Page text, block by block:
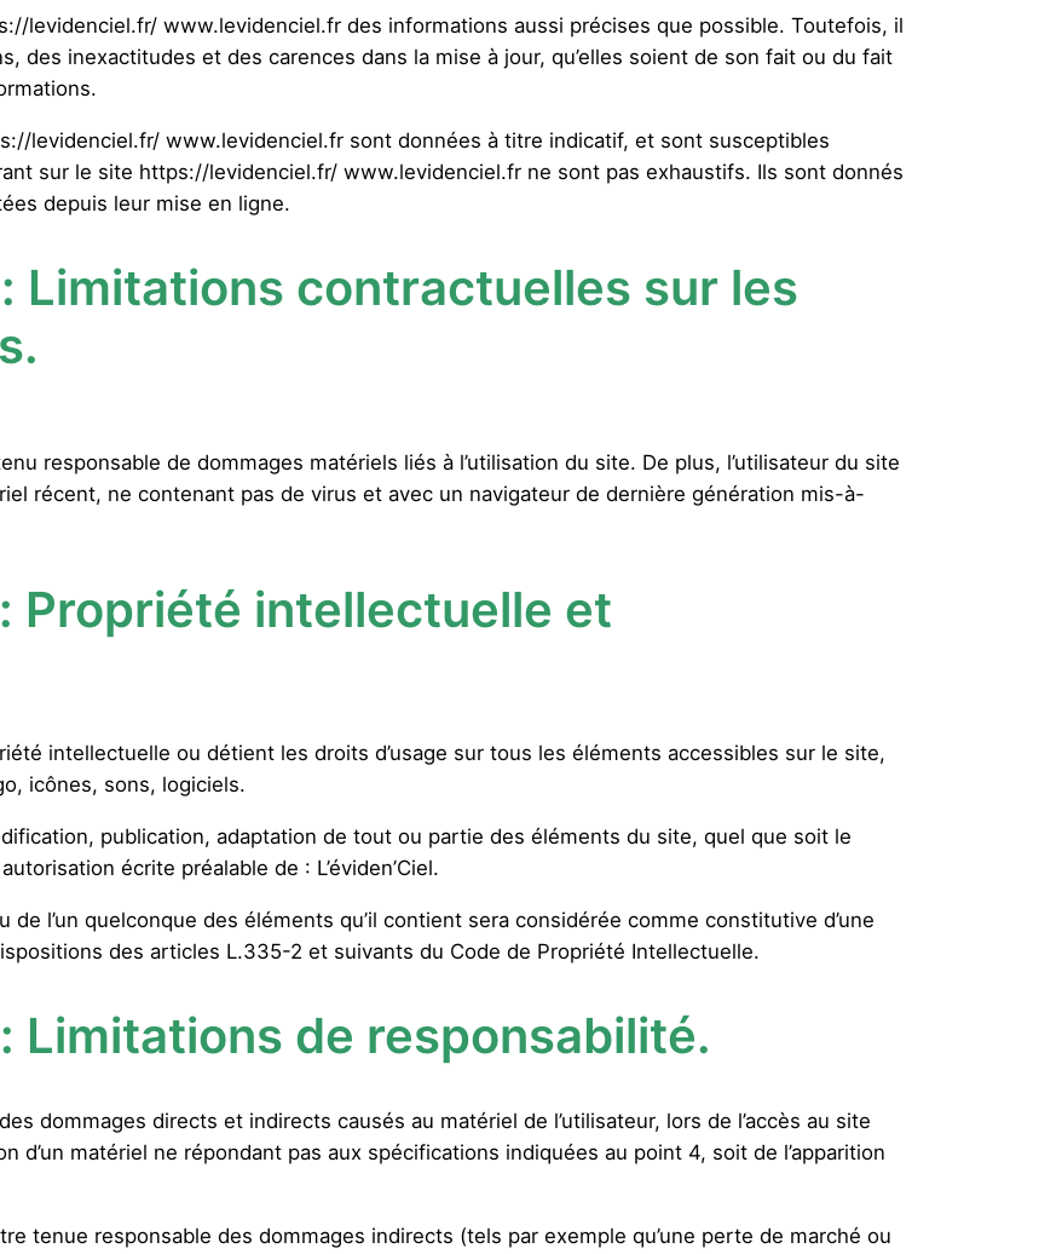
levidenciel.fr/ www.levidenciel.fr des informations aussi précises que possible. Toutefois, il
des inexactitudes et des carences dans la mise à jour, qu’elles soient de son fait ou du fait
levidenciel.fr/ www.levidenciel.fr sont données à titre indicatif, et sont susceptibles
sur le site https://levidenciel.fr/ www.levidenciel.fr ne sont pas exhaustifs. Ils sont donnés
depuis leur mise en ligne.
Limitations contractuelles sur les
responsable de dommages matériels liés à l’utilisation du site. De plus, l’utilisateur du site
récent, ne contenant pas de virus et avec un navigateur de dernière génération mis-à-
Propriété intellectuelle et
intellectuelle ou détient les droits d’usage sur tous les éléments accessibles sur le site,
icônes, sons, logiciels.
publication, adaptation de tout ou partie des éléments du site, quel que soit le
écrite préalable de : L’éviden’Ciel.
l’un quelconque des éléments qu’il contient sera considérée comme constitutive d’une
des articles L.335-2 et suivants du Code de Propriété Intellectuelle.
Limitations de responsabilité.
dommages directs et indirects causés au matériel de l’utilisateur, lors de l’accès au site
d’un matériel ne répondant pas aux spécifications indiquées au point 4, soit de l’apparition
tenue responsable des dommages indirects (tels par exemple qu’une perte de marché ou